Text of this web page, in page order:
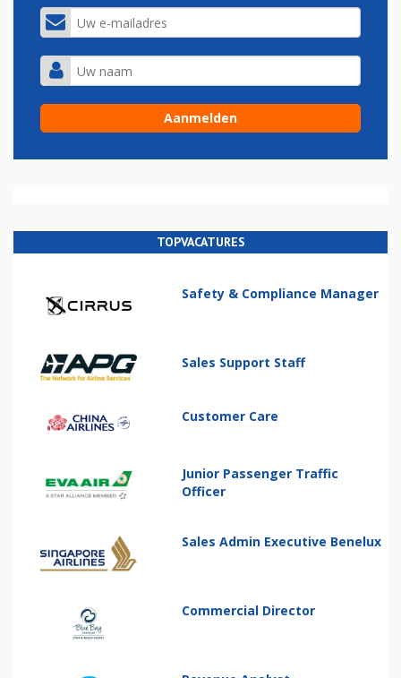
TOPVACATURES
Safety & Compliance Manager
Sales Support Staff
Customer Care
Junior Passenger Traffic
Officer
Sales Admin Executive Benelux
Commercial Director